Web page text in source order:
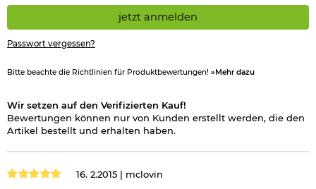
jetzt anmelden
Passwort vergessen?
Bitte beachte die Richtlinien für Produktbewertungen! »Mehr dazu
Wir setzen auf den Verifizierten Kauf!
Bewertungen können nur von Kunden erstellt werden, die den
Artikel bestellt und erhalten haben.
16. 2.2015 | mclovin